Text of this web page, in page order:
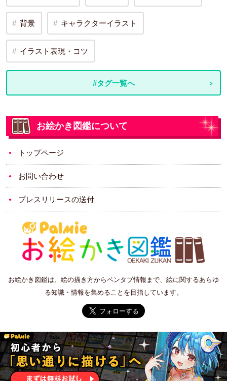
背景 キャラクターイラスト
イラスト表現・コツ
#タグ一覧へ
お絵かき図鑑について
トップページ
お問い合わせ
プレスリリースの送付
お絵かき図鑑は、絵の描き方からペンタブ情報まで、絵に関するあらゆ
る知識・情報を集めることを目指しています。